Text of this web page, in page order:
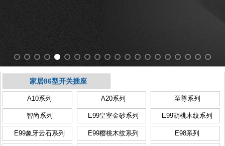
家居86型开关插座
A10系列 A20系列 至尊系列
智尚系列 E99皇室金砂系列 E99胡桃木纹系列
E99象牙云石系列 E99樱桃木纹系列 E98系列